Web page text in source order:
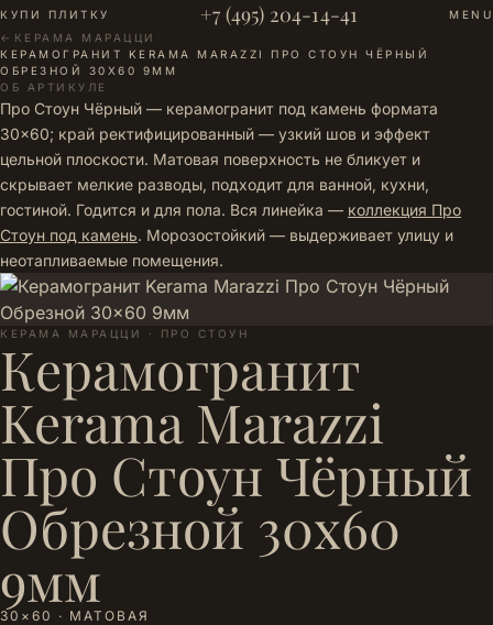
КУПИ ПЛИТКУ +7 (495) 204-14-41
MENU
← КЕРАМА МАРАЦЦИ ·
КЕРАМОГРАНИТ KERAMA MARAZZI ПРО СТОУН ЧЁРНЫЙ
ОБРЕЗНОЙ 30X60 9ММ
ОБ АРТИКУЛЕ
Про Стоун Чёрный — керамогранит под камень формата
30×60; край ректифицированный — узкий шов и эффект
цельной плоскости. Матовая поверхность не бликует и
скрывает мелкие разводы, подходит для ванной, кухни,
гостиной. Годится и для пола. Вся линейка — коллекция Про
Стоун под камень. Морозостойкий — выдерживает улицу и
неотапливаемые помещения.
КЕРАМА МАРАЦЦИ · ПРО СТОУН
Керамогранит
Kerama Marazzi
Про Стоун Чёрный
Обрезной 30x60
9мм
30×60 · МАТОВАЯ